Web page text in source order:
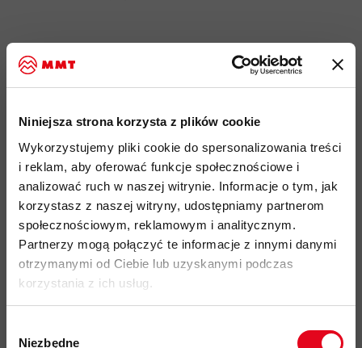
Niniejsza strona korzysta z plików cookie
Wykorzystujemy pliki cookie do spersonalizowania treści
i reklam, aby oferować funkcje społecznościowe i
analizować ruch w naszej witrynie. Informacje o tym, jak
korzystasz z naszej witryny, udostępniamy partnerom
społecznościowym, reklamowym i analitycznym.
Partnerzy mogą połączyć te informacje z innymi danymi
otrzymanymi od Ciebie lub uzyskanymi podczas
korzystania z ich usług.
Niezbędne
Najważniejsze cechy:
turystyka całoroczna, użytkowanie miejskie
lekka i oddychająca koszulka techniczna z mieszanki
materiałów naturalnych i syntetycznych
tkanina o gramaturze 125 g/m
naturalna termoregulacja i odporność na zapachy dzięki
wełnie merino
zwiększona trwałość, szybkie schnięcie i odprowadzanie
wilgoci dzięki włóknom syntetycznym
techniczny, przylegający krój
nadruk na piersi oraz nadrukowana metka na karku - brak